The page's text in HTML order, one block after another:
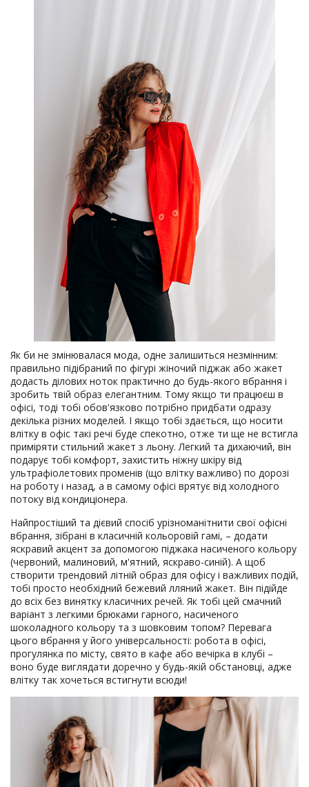
Як би не змінювалася мода, одне залишиться незмінним:
правильно підібраний по фігурі жіночий піджак або жакет
додасть ділових ноток практично до будь-якого вбрання і
зробить твій образ елегантним. Тому якщо ти працюєш в
офісі, тоді тобі обов'язково потрібно придбати одразу
декілька різних моделей. І якщо тобі здається, що носити
влітку в офіс такі речі буде спекотно, отже ти ще не встигла
приміряти стильний жакет з льону. Легкий та дихаючий, він
подарує тобі комфорт, захистить ніжну шкіру від
ультрафіолетових променів (що влітку важливо) по дорозі
на роботу і назад, а в самому офісі врятує від холодного
потоку від кондиціонера.
Найпростіший та дієвий спосіб урізноманітнити свої офісні
вбрання, зібрані в класичній кольоровій гамі, – додати
яскравий акцент за допомогою піджака насиченого кольору
(червоний, малиновий, м'ятний, яскраво-синій). А щоб
створити трендовий літній образ для офісу і важливих подій,
тобі просто необхідний бежевий лляний жакет. Він підійде
до всіх без винятку класичних речей. Як тобі цей смачний
варіант з легкими брюками гарного, насиченого
шоколадного кольору та з шовковим топом? Перевага
цього вбрання у його універсальності: робота в офісі,
прогулянка по місту, свято в кафе або вечірка в клубі –
воно буде виглядати доречно у будь-якій обстановці, адже
влітку так хочеться встигнути всюди!